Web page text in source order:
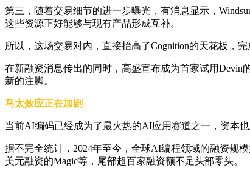
第三，随着交易细节的进一步曝光，有消息显示，
这些资源正好能够与现有产品形成互补。
所以，这场交易对内，直接抬高了Cognition的天花板，
在新融资消息传出的同时，高盛宣布成为首家试用Devin
新的注脚。
马太效应正在加剧
当前AI编码已经成为了最火热的AI应用赛道之一，资本
据不完全统计，2024年至今，全球AI编程领域的融资规
美元融资的Magic等，尾部超百家融资额不足头部零头。